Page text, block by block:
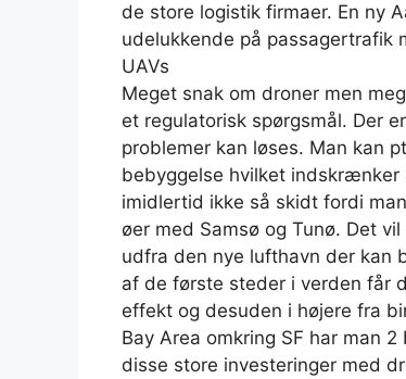
de store logistik firmaer. En ny
udelukkende på passagertrafik
UAVs
Meget snak om droner men
et regulatorisk spørgsmål. Der
problemer kan løses. Man kan
bebyggelse hvilket
imidlertid ikke så skidt fordi
øer med Samsø og Tunø. Det
udfra den nye lufthavn der kan
af de første steder i verden får
effekt og desuden i højere fra
Bay Area omkring SF har man
disse store investeringer med